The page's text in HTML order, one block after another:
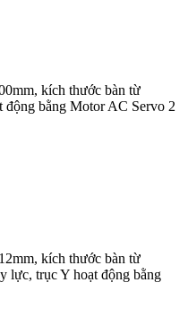
kích thước bàn từ
bằng Motor AC Servo 2
kích thước bàn từ
lực, trục Y hoạt động bằng